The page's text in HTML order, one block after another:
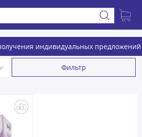
индивидуальных предложений
для женщин
Фильтр